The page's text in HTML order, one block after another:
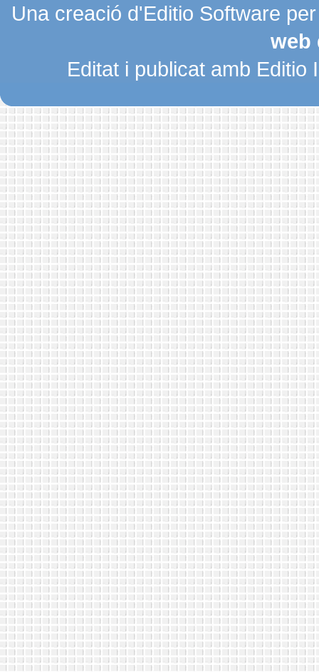
Una creació d'Editio Software
web
Editat i publicat amb Editio